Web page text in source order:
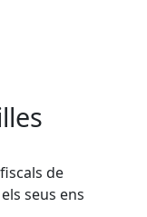
de
seus ens